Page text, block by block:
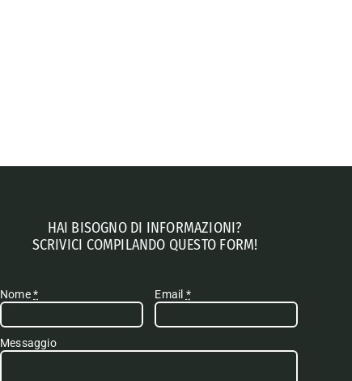
HAI BISOGNO DI INFORMAZIONI?
SCRIVICI COMPILANDO QUESTO FORM!
Nome* Email *
Messaggio